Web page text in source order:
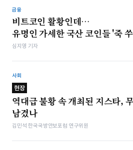
금융
비트코인 활황인데…
유명인 가세한 국산 코인들 '죽
심지영 기자
사회
현장
역대급 불황 속 개최된 지스타,
남겼나
김민석 한국국방안보포럼 연구위원